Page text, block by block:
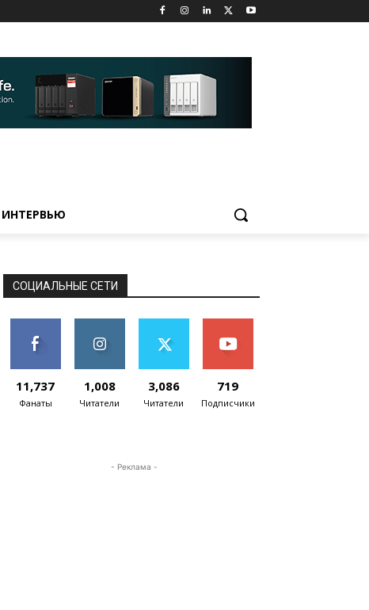
ИНТЕРВЬЮ
СОЦИАЛЬНЫЕ СЕТИ
11,737
Фанаты
1,008
Читатели
3,086
Читатели
719
Подписчики
- Реклама -